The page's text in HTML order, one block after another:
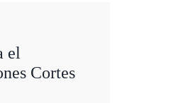
el
Cortes